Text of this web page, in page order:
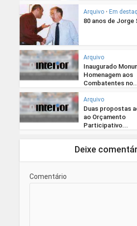
Arquivo • Em
80 anos de Jorge
Arquivo
Inaugurado
Homenagem aos
Combatentes
Arquivo
Duas propostas
ao Orçamento
Participativo...
Deixe
Comentário